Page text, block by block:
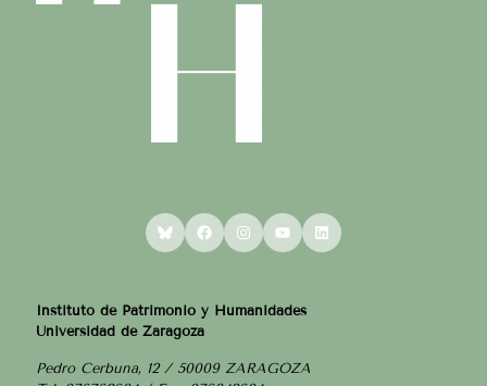
BlueskyFacebookInstagram
YouTubeLinkedIn
Instituto de Patrimonio y Humanidades
Universidad de Zaragoza
Pedro Cerbuna, 12 / 50009 ZARAGOZA